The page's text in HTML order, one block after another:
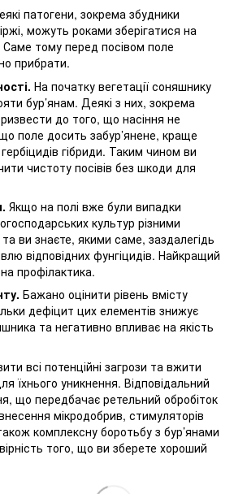
патогени, зокрема збудники
можуть роками зберігатися на
тому перед посівом поле
прибрати.
На початку вегетації соняшнику
бур’янам. Деякі з них, зокрема
до того, що насіння не
поле досить забур’янене, краще
гібриди. Таким чином ви
чистоту посівів без шкоди для
Якщо на полі вже були випадки
культур різними
ви знаєте, якими саме, заздалегідь
відповідних фунгіцидів. Найкращий
профілактика.
Бажано оцінити рівень вмісту
дефіцит цих елементів знижує
та негативно впливає на якість
всі потенційні загрози та вжити
їхнього уникнення. Відповідальний
що передбачає ретельний обробіток
мікродобрив, стимуляторів
комплексну боротьбу з бур’янами
того, що ви зберете хороший